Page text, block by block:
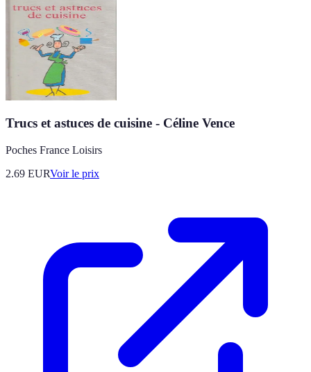
Trucs et astuces de cuisine - Céline Vence
Poches France Loisirs
2.69 EURVoir le prix